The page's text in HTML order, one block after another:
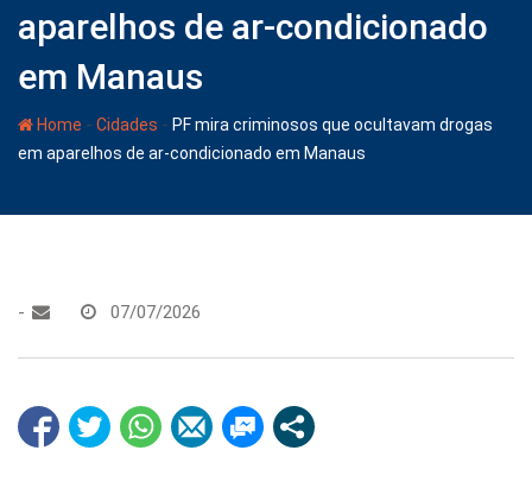
aparelhos de ar-condicionado
em Manaus
Home - Cidades - PF mira criminosos que ocultavam drogas
em aparelhos de ar-condicionado em Manaus
- 07/07/2026